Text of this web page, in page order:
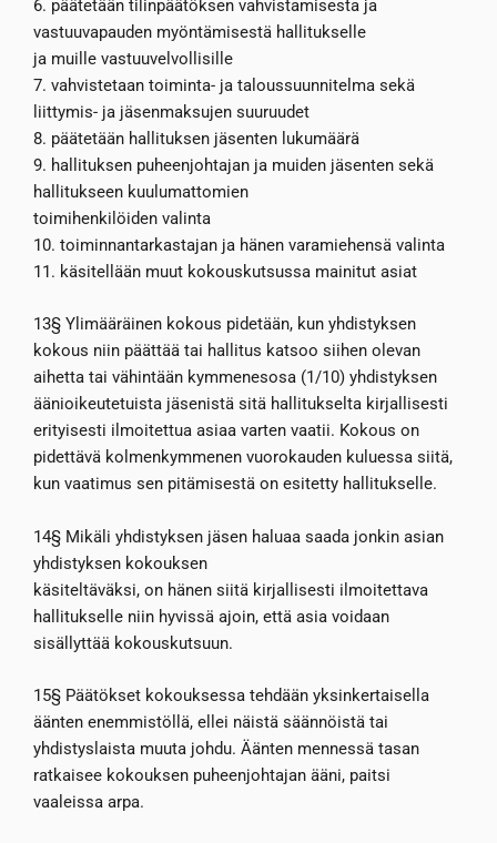
6. päätetään tilinpäätöksen vahvistamisesta ja
vastuuvapauden myöntämisestä hallitukselle
ja muille vastuuvelvollisille
7. vahvistetaan toiminta- ja taloussuunnitelma sekä
liittymis- ja jäsenmaksujen suuruudet
8. päätetään hallituksen jäsenten lukumäärä
9. hallituksen puheenjohtajan ja muiden jäsenten sekä
hallitukseen kuulumattomien
toimihenkilöiden valinta
10. toiminnantarkastajan ja hänen varamiehensä valinta
11. käsitellään muut kokouskutsussa mainitut asiat
13§ Ylimääräinen kokous pidetään, kun yhdistyksen
kokous niin päättää tai hallitus katsoo siihen olevan
aihetta tai vähintään kymmenesosa (1/10) yhdistyksen
äänioikeutetuista jäsenistä sitä hallitukselta kirjallisesti
erityisesti ilmoitettua asiaa varten vaatii. Kokous on
pidettävä kolmenkymmenen vuorokauden kuluessa siitä,
kun vaatimus sen pitämisestä on esitetty hallitukselle.
14§ Mikäli yhdistyksen jäsen haluaa saada jonkin asian
yhdistyksen kokouksen
käsiteltäväksi, on hänen siitä kirjallisesti ilmoitettava
hallitukselle niin hyvissä ajoin, että asia voidaan
sisällyttää kokouskutsuun.
15§ Päätökset kokouksessa tehdään yksinkertaisella
äänten enemmistöllä, ellei näistä säännöistä tai
yhdistyslaista muuta johdu. Äänten mennessä tasan
ratkaisee kokouksen puheenjohtajan ääni, paitsi
vaaleissa arpa.